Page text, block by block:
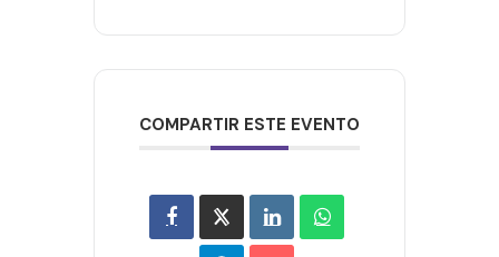
COMPARTIR ESTE EVENTO